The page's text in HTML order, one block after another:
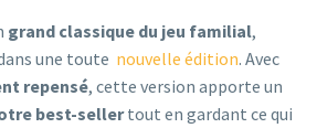
grand classique du jeu familial,
une toute nouvelle édition. Avec
repensé, cette version apporte un
best-sellertout en gardant ce qui